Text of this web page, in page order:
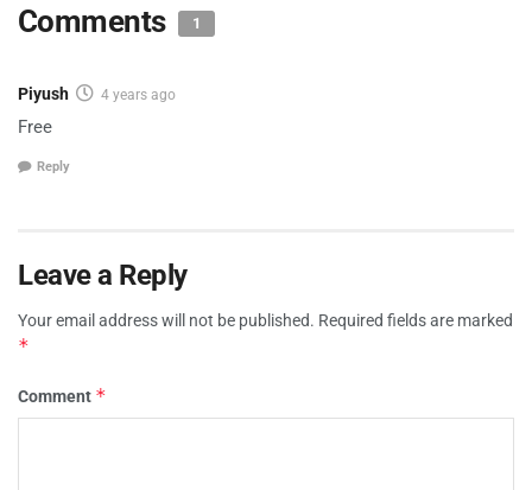
Comments 1
Piyush 4 years ago
Free
Reply
Leave a Reply
Your email address will not be published. Required fields are marked
*
Comment *